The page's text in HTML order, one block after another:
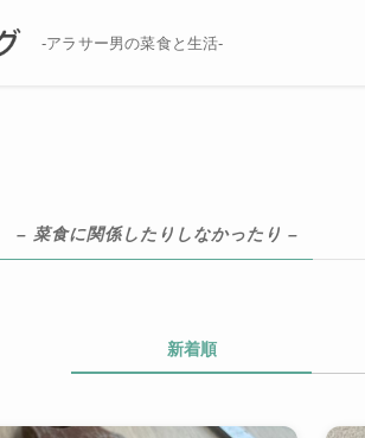
-アラサー男の菜食と生活-
– 菜食に関係したりしなかったり –
新着順